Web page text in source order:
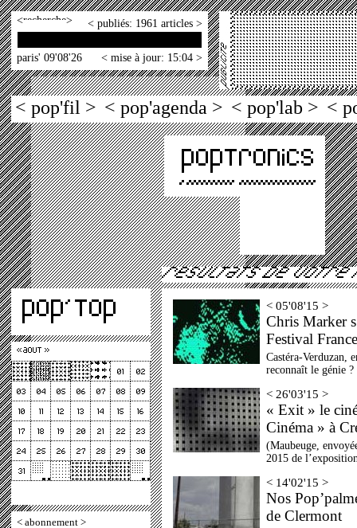
< > < publiés: 1961 articles >
paris' 09'08'26 < mise à jour: 15:04 >
< pop'fil > < pop'agenda > < pop'lab > <
< abonnement >
< 05'08'15 >
Chris Marker
Festival France
Castéra-Verduzan,
reconnaît le génie
< 26'03'15 >
« Exit » le
Cinéma » à
(Maubeuge,
2015 de
< 14'02'15 >
Nos
de Clermont